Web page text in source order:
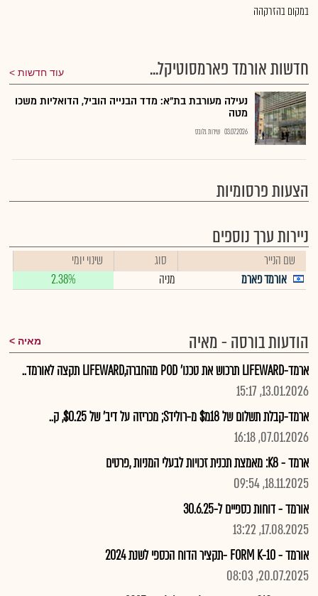
במקום בהזרקהה
חדשות אורמד פארמסוטיקל... עוד חדשות
נעילה מעורבת בת"א: מדד הבנייה הוביל, הדואליות משכו
מטה
03.07.2026 שירות גלובס
הצעות פרסומיות
ניירות ערך נוספים
שם הנייר סוג
שינוי יומי
אורמד פארמ
מניה 2.38%
הודעות בורסה - מאיה מאיה
ארמד-LIFEWARD תרכוש את טכנו' POD מהחברה,LIFEWARD תקצה לאורמד..
13.01.2026, 15:17
ארמד-קבלת תשלום של 18מ$ מ-רולידS; מכריזה על דיב' של $0.25, ק..
07.01.2026, 16:18
ארמד - K8: מאמצת תכנית זכויות לבעלי המניות ,פרטים
18.11.2025, 09:54
אורמד - דוחות כספיים ל-30.6.25
17.08.2025, 13:22
אורמד - FORM K-10 -תקציר הדוח הכספי לשנת 2024
20.07.2025, 08:03